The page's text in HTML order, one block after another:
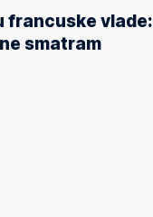
francuske vlade:
smatram